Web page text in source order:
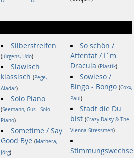
Silberstreifen
( Jürgens, Udo)
Slawisch
klassisch (Pege,
Aladar)
Solo Piano
(Seemann, Gus - Solo
Piano)
Sometime / Say
Good Bye (Mathera,
Jörg)
So schön /
Attentat / I´m
Dracula (Plastik)
Sowieso /
Bingo - Bongo (Coxx,
Paul )
Stadt die Du
bist (Crazy Daisy & The
Vienna Stressmen)